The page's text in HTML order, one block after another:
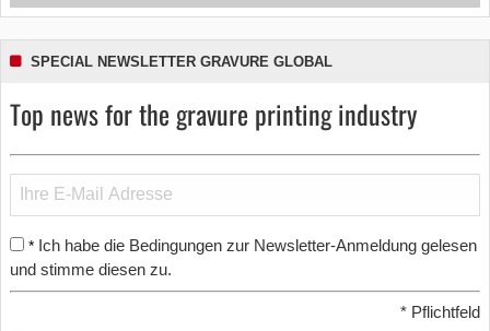
SPECIAL NEWSLETTER GRAVURE GLOBAL
Top news for the gravure printing industry
* Ich habe die Bedingungen zur Newsletter-Anmeldung gelesen
und stimme diesen zu.
* Pflichtfeld